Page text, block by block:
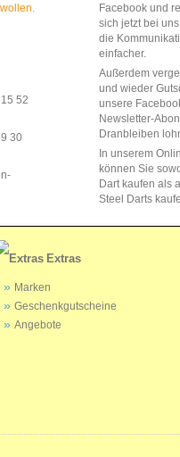
52
30
Facebook und
sich jetzt bei
die
einfacher.
Außerdem
und wieder
unsere
Newsletter-
Dranbleiben
In unserem
können Sie
Dart kaufen als
Steel Darts
Extras
Marken
Geschenkgutscheine
Angebote